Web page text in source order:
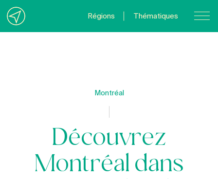
Régions Thématiques
Montréal
Découvrez
Montréal dans